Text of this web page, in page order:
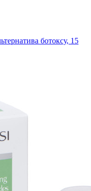
ботоксу, 15